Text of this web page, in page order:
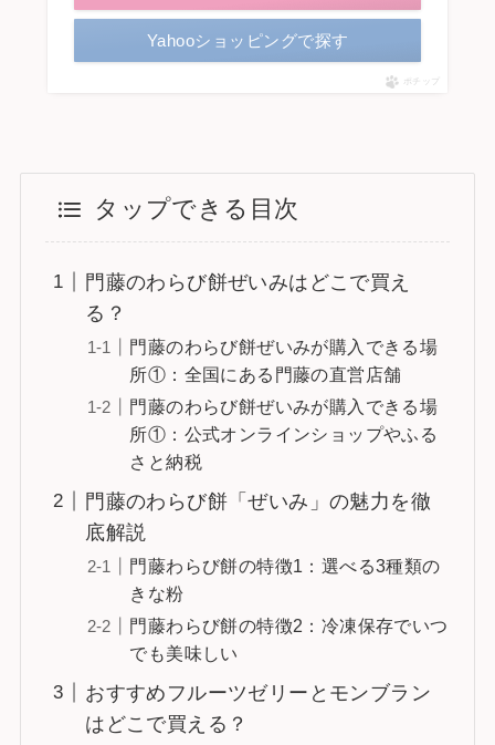
Yahooショッピングで探す
ポチップ
タップできる目次
門藤のわらび餅ぜいみはどこで買え
る？
門藤のわらび餅ぜいみが購入できる場
所①：全国にある門藤の直営店舗
門藤のわらび餅ぜいみが購入できる場
所①：公式オンラインショップやふる
さと納税
門藤のわらび餅「ぜいみ」の魅力を徹
底解説
門藤わらび餅の特徴1：選べる3種類の
きな粉
門藤わらび餅の特徴2：冷凍保存でいつ
でも美味しい
おすすめフルーツゼリーとモンブラン
はどこで買える？